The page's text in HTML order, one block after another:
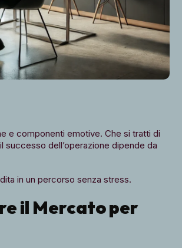
e componenti emotive. Che si tratti di
successo dell’operazione dipende da
in un percorso senza stress.
il Mercato per